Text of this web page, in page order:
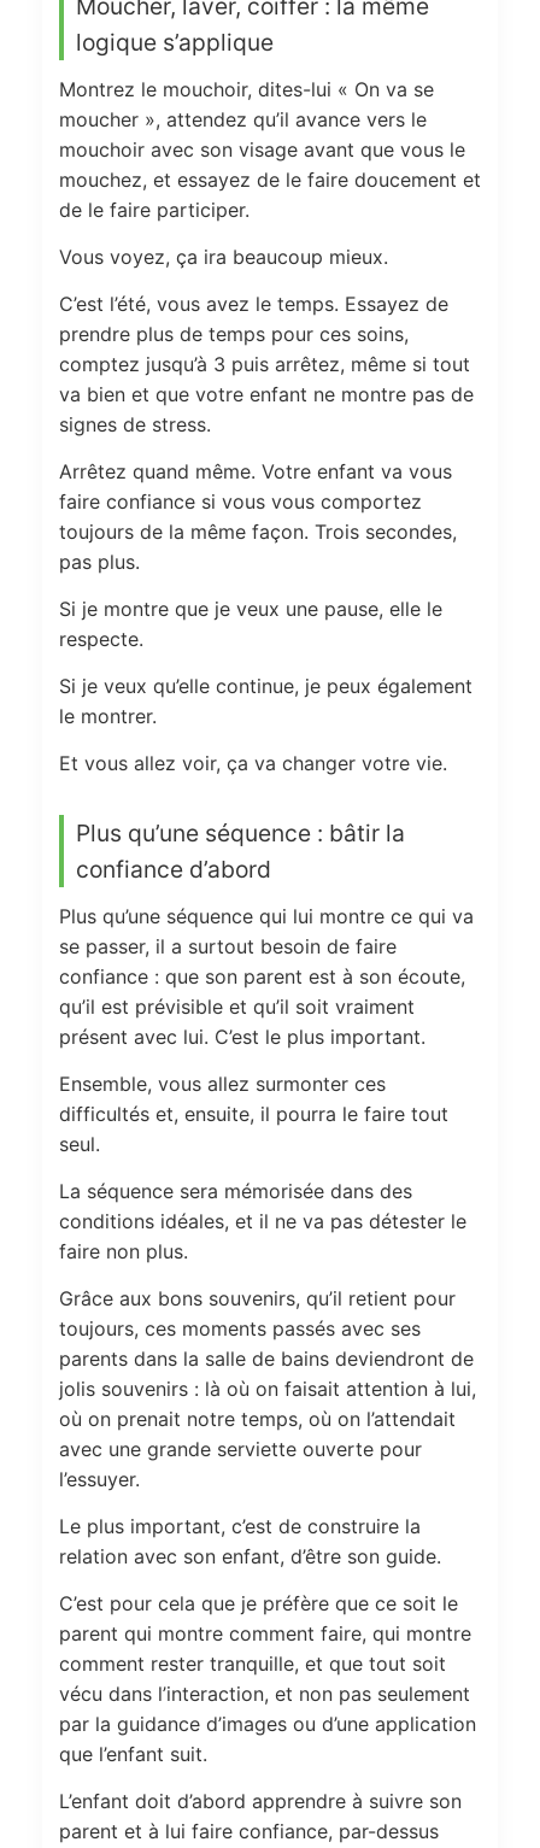
Moucher, laver, coiffer : la même
logique s’applique
Montrez le mouchoir, dites-lui « On va se
moucher », attendez qu’il avance vers le
mouchoir avec son visage avant que vous le
mouchez, et essayez de le faire doucement et
de le faire participer.
Vous voyez, ça ira beaucoup mieux.
C’est l’été, vous avez le temps. Essayez de
prendre plus de temps pour ces soins,
comptez jusqu’à 3 puis arrêtez, même si tout
va bien et que votre enfant ne montre pas de
signes de stress.
Arrêtez quand même. Votre enfant va vous
faire confiance si vous vous comportez
toujours de la même façon. Trois secondes,
pas plus.
Si je montre que je veux une pause, elle le
respecte.
Si je veux qu’elle continue, je peux également
le montrer.
Et vous allez voir, ça va changer votre vie.
Plus qu’une séquence : bâtir la
confiance d’abord
Plus qu’une séquence qui lui montre ce qui va
se passer, il a surtout besoin de faire
confiance : que son parent est à son écoute,
qu’il est prévisible et qu’il soit vraiment
présent avec lui. C’est le plus important.
Ensemble, vous allez surmonter ces
difficultés et, ensuite, il pourra le faire tout
seul.
La séquence sera mémorisée dans des
conditions idéales, et il ne va pas détester le
faire non plus.
Grâce aux bons souvenirs, qu’il retient pour
toujours, ces moments passés avec ses
parents dans la salle de bains deviendront de
jolis souvenirs : là où on faisait attention à lui,
où on prenait notre temps, où on l’attendait
avec une grande serviette ouverte pour
l’essuyer.
Le plus important, c’est de construire la
relation avec son enfant, d’être son guide.
C’est pour cela que je préfère que ce soit le
parent qui montre comment faire, qui montre
comment rester tranquille, et que tout soit
vécu dans l’interaction, et non pas seulement
par la guidance d’images ou d’une application
que l’enfant suit.
L’enfant doit d’abord apprendre à suivre son
parent et à lui faire confiance, par-dessus